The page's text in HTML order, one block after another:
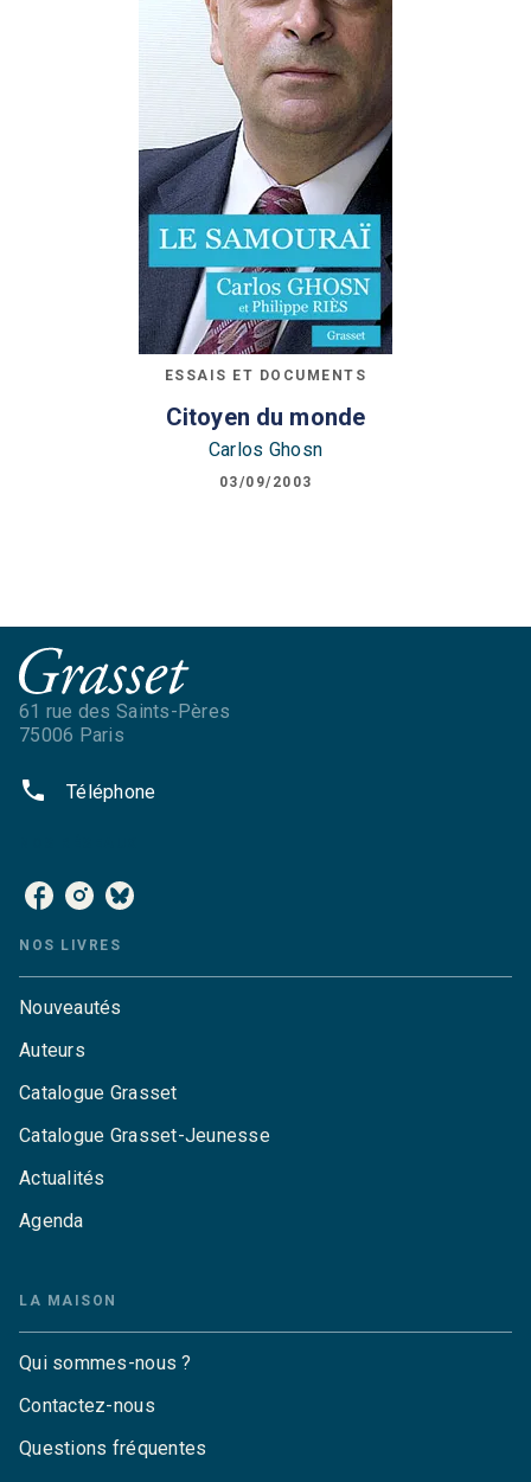
ESSAIS ET DOCUMENTS
Citoyen du monde
Carlos Ghosn
03/09/2003
61 rue des Saints-Pères
75006 Paris
phone Téléphone
NOS LIVRES
Nouveautés
Auteurs
Catalogue Grasset
Catalogue Grasset-Jeunesse
Actualités
Agenda
LA MAISON
Qui sommes-nous ?
Contactez-nous
Questions fréquentes